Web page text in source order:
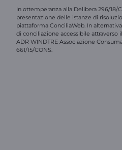
In ottemperanza alla Delibera 296/18/
presentazione delle istanze di
piattaforma ConciliaWeb. In
di conciliazione accessibile attraverso
ADR WINDTRE Associazione
661/15/CONS.